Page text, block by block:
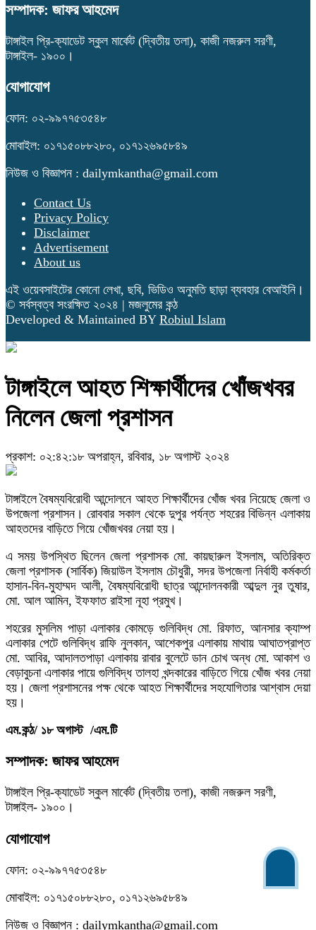
সম্পাদক: জাফর আহমেদ
টাঙ্গাইল প্রি-ক্যাডেট স্কুল মার্কেট (দ্বিতীয় তলা), কাজী নজরুল সরণী,
টাঙ্গাইল- ১৯০০।
যোগাযোগ
ফোন: ০২-৯৯৭৭৫৩৫৪৮
মোবাইল: ০১৭১৫০৮৮২৮০, ০১৭১২৬৯৫৮৪৯
নিউজ ও বিজ্ঞাপন : dailymkantha@gmail.com
Contact Us
Privacy Policy
Disclaimer
Advertisement
About us
এই ওয়েবসাইটের কোনো লেখা, ছবি, ভিডিও অনুমতি ছাড়া ব্যবহার বেআইনি।
© সর্বস্বত্ব সংরক্ষিত ২০২৪ | মজলুমের কন্ঠ
Developed & Maintained BY Robiul Islam
টাঙ্গাইলে আহত শিক্ষার্থীদের খোঁজখবর
নিলেন জেলা প্রশাসন
প্রকাশ: ০২:৪২:১৮ অপরাহ্ন, রবিবার, ১৮ অগাস্ট ২০২৪
টাঙ্গাইলে বৈষম্যবিরোধী আন্দোলনে আহত শিক্ষার্থীদের খোঁজ খবর নিয়েছে জেলা ও
উপজেলা প্রশাসন। রোববার সকাল থেকে দুপুর পর্যন্ত শহরের বিভিন্ন এলাকায়
আহতদের বাড়িতে গিয়ে খোঁজখবর নেয়া হয়।
এ সময় উপস্থিত ছিলেন জেলা প্রশাসক মো. কায়ছারুল ইসলাম, অতিরিক্ত
জেলা প্রশাসক (সার্বিক) জিয়াউল ইসলাম চৌধুরী, সদর উপজেলা নির্বাহী কর্মকর্তা
হাসান-বিন-মুহাম্মদ আলী, বৈষম্যবিরোধী ছাত্র আন্দোলনকারী আব্দুল নুর তুষার,
মো. আল আমিন, ইফফাত রাইসা নূহা প্রমুখ।
শহরের মুসলিম পাড়া এলাকার কোমড়ে গুলিবিদ্ধ মো. রিফাত, আনসার ক্যাম্প
এলাকার পেটে গুলিবিদ্ধ রাফি নুলকান, আশেকপুর এলাকায় মাথায় আঘাতপ্রাপ্ত
মো. আবির, আদালতপাড়া এলাকায় রাবার বুলেটে ডান চোখ অন্ধ মো. আকাশ ও
বেড়াবুচনা এলাকার পায়ে গুলিবিদ্ধ তালহা খন্দকারের বাড়িতে গিয়ে খোঁজ খবর নেয়া
হয়। জেলা প্রশাসনের পক্ষ থেকে আহত শিক্ষার্থীদের সহযোগিতার আশ্বাস দেয়া
হয়।
এম.কন্ঠ/ ১৮ অগাস্ট /এম.টি
সম্পাদক: জাফর আহমেদ
টাঙ্গাইল প্রি-ক্যাডেট স্কুল মার্কেট (দ্বিতীয় তলা), কাজী নজরুল সরণী,
টাঙ্গাইল- ১৯০০।
যোগাযোগ
ফোন: ০২-৯৯৭৭৫৩৫৪৮
মোবাইল: ০১৭১৫০৮৮২৮০, ০১৭১২৬৯৫৮৪৯
নিউজ ও বিজ্ঞাপন : dailymkantha@gmail.com